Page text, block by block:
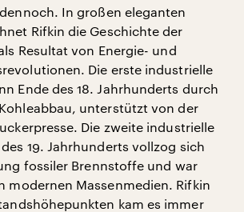
In großen eleganten
Rifkin die Geschichte der
Resultat von Energie- und
Die erste industrielle
Ende des 18. Jahrhunderts durch
unterstützt von der
Die zweite industrielle
19. Jahrhunderts vollzog sich
fossiler Brennstoffe und war
modernen Massenmedien. Rifkin
kam es immer